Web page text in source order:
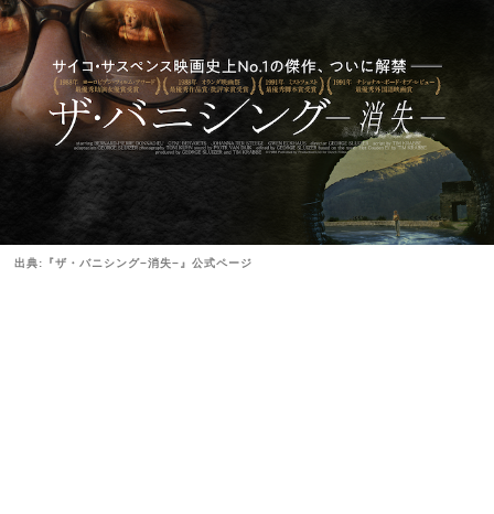
出典:『ザ・バニシング−消失−』公式ページ